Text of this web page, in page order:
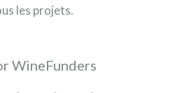
les projets.
WineFunders